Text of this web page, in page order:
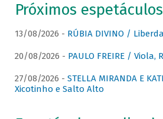
Próximos espetáculos
13/08/2026 - RÚBIA DIVINO /
20/08/2026 - PAULO FREIRE / Viola,
27/08/2026 - STELLA MIRANDA E
Xicotinho e Salto Alto